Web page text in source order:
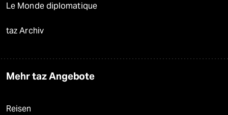
Le Monde diplomatique
taz Archiv
Mehr taz Angebote
Reisen